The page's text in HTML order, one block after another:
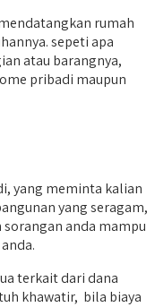
rumah
sepeti apa
atau barangnya,
pribadi maupun
yang meminta kalian
yang seragam,
anda mampu
terkait dari dana
khawatir, bila biaya